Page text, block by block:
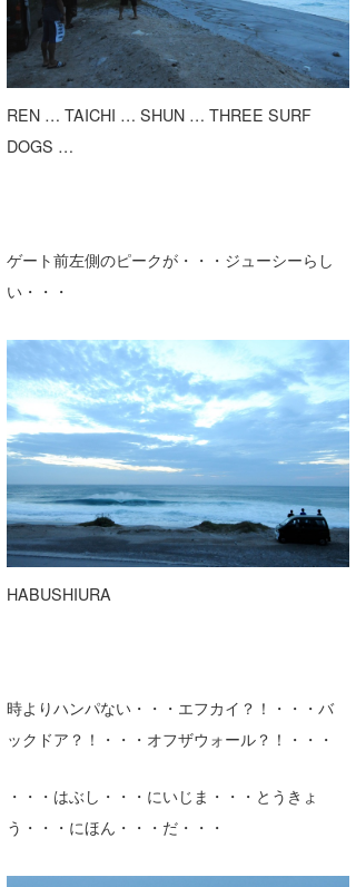
REN … TAICHI … SHUN … THREE SURF
DOGS …
ゲート前左側のピークが・・・ジューシーらし
い・・・
HABUSHIURA
時よりハンパない・・・エフカイ？！・・・バ
ックドア？！・・・オフザウォール？！・・・
・・・はぶし・・・にいじま・・・とうきょ
う・・・にほん・・・だ・・・